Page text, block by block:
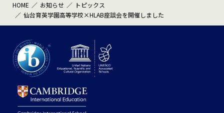
HOME お知らせ
トピックス
仙台育英学園高等学校×HLAB座談会を開催しました